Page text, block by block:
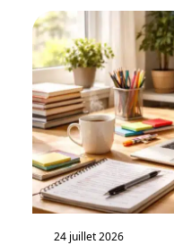
24 juillet 2026